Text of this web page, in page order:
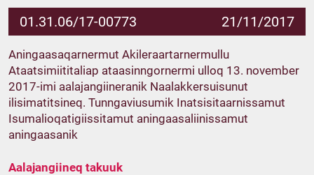
01.31.06/17-00773 21/11/2017
Aningaasaqarnermut Akileraartarnermullu
Ataatsimiititaliap ataasinngornermi ulloq 13. november
2017-imi aalajangiineranik Naalakkersuisunut
ilisimatitsineq. Tunngaviusumik Inatsisitaarnissamut
Isumalioqatigiissitamut aningaasaliinissamut
aningaasanik
Aalajangiineq takuuk